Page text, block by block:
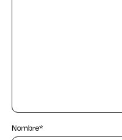
Nombre*